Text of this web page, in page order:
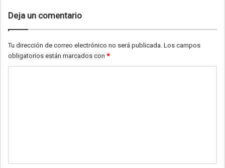
Deja un comentario
Tu dirección de correo electrónico no será publicada. Los campos
obligatorios están marcados con *
a